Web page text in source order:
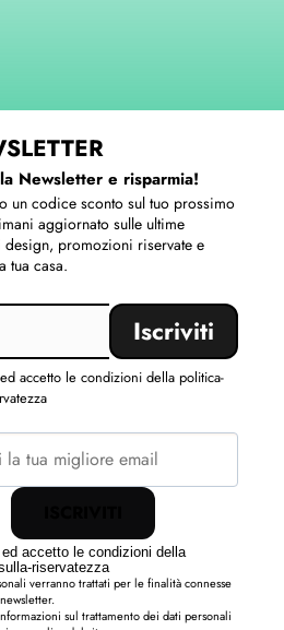
Newsletter e risparmia!
un codice sconto sul tuo prossimo
aggiornato sulle ultime
design, promozioni riservate e
tua casa.
accetto le condizioni della politica-
accetto le condizioni della
riservatezza
verranno trattati per le finalità connesse
sul trattamento dei dati personali